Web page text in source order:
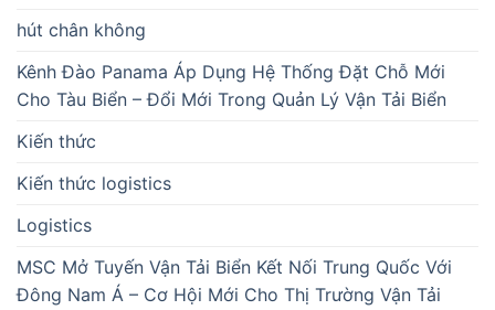
hút chân không
Kênh Đào Panama Áp Dụng Hệ Thống Đặt Chỗ Mới
Cho Tàu Biển – Đổi Mới Trong Quản Lý Vận Tải Biển
Kiến thức
Kiến thức logistics
Logistics
MSC Mở Tuyến Vận Tải Biển Kết Nối Trung Quốc Với
Đông Nam Á – Cơ Hội Mới Cho Thị Trường Vận Tải